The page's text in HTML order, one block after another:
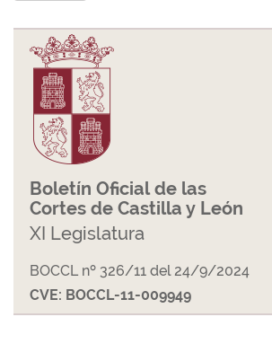
Boletín Oficial de las
Cortes de Castilla y León
XI Legislatura
BOCCL nº 326/11 del 24/9/2024
CVE: BOCCL-11-009949